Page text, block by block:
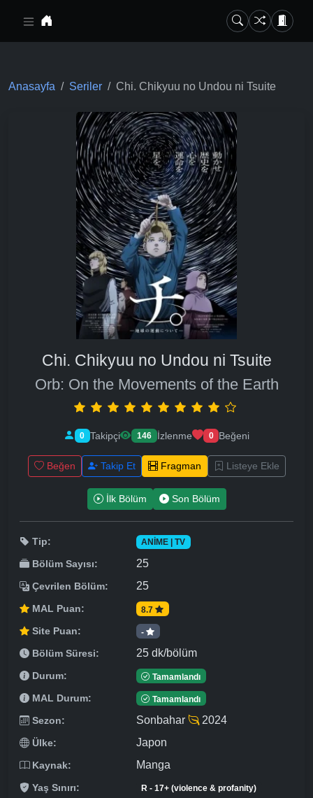
Anasayfa Seriler Chi. Chikyuu no Undou ni Tsuite
Chi. Chikyuu no Undou ni Tsuite
Orb: On the Movements of the Earth
0 Takipçi 146 İzlenme 0 Beğeni
Beğen Takip Et Fragman Listeye Ekle
İlk Bölüm Son Bölüm
Tip: ANIME | TV
Bölüm Sayısı: 25
Çevrilen Bölüm: 25
MAL Puan: 8.7
Site Puan: -
Bölüm Süresi: 25 dk/bölüm
Durum: Tamamlandı
MAL Durum: Tamamlandı
Sezon: Sonbahar 2024
Ülke: Japon
Kaynak: Manga
Yaş Sınırı: R - 17+ (violence & profanity)